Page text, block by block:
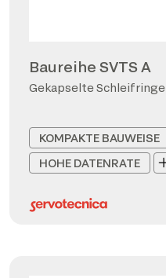
Baureihe SVTS A
Gekapselte Schleifringe
KOMPAKTE BAUWEISE
HOHE DATENRATE